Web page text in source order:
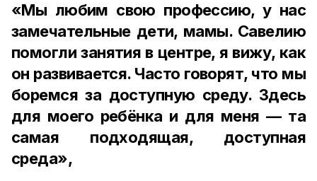
«Мы любим свою профессию, у нас
замечательные дети, мамы. Савелию
помогли занятия в центре, я вижу, как
он развивается. Часто говорят, что мы
боремся за доступную среду. Здесь
для моего ребёнка и для меня — та
самая подходящая, доступная
среда»,